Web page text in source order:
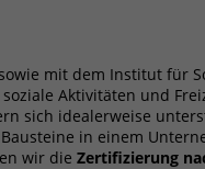
mit dem Institut für
Aktivitäten und
sich idealerweise
in einem
wir die Zertifizierung